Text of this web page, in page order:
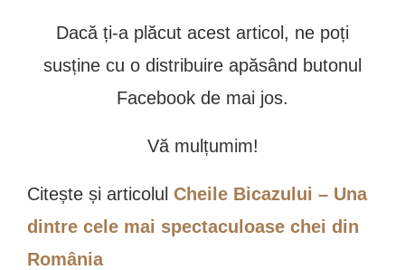
Dacă ți-a plăcut acest articol, ne poți
susține cu o distribuire apăsând butonul
Facebook de mai jos.
Vă mulțumim!
Citește și articolul Cheile Bicazului – Una
dintre cele mai spectaculoase chei din
România